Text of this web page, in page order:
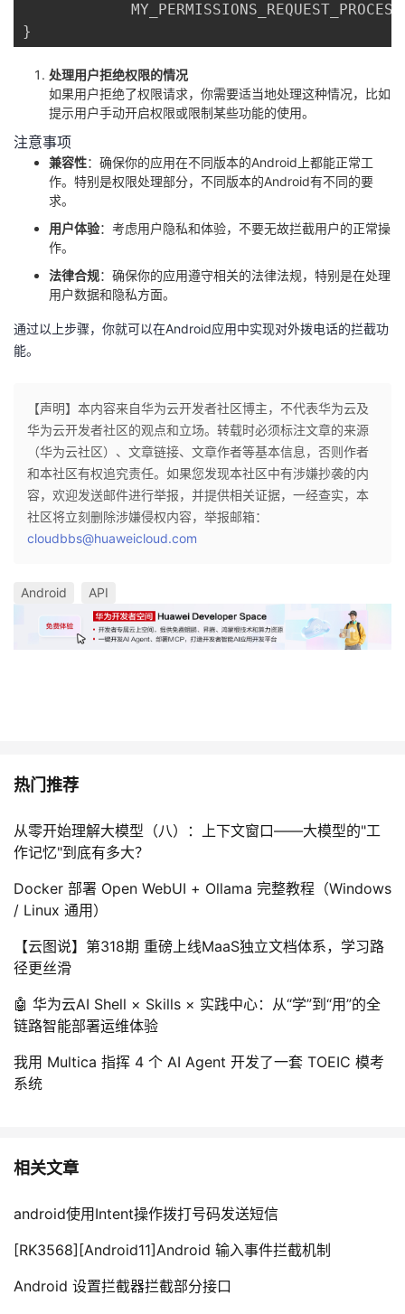
}
处理用户拒绝权限的情况
如果用户拒绝了权限请求，你需要适当地处理这种情况，比如
提示用户手动开启权限或限制某些功能的使用。
注意事项
兼容性：确保你的应用在不同版本的Android上都能正常工
作。特别是权限处理部分，不同版本的Android有不同的要
求。
用户体验：考虑用户隐私和体验，不要无故拦截用户的正常操
作。
法律合规：确保你的应用遵守相关的法律法规，特别是在处理
用户数据和隐私方面。
通过以上步骤，你就可以在Android应用中实现对外拨电话的拦截功
能。
【声明】本内容来自华为云开发者社区博主，不代表华为云及
华为云开发者社区的观点和立场。转载时必须标注文章的来源
（华为云社区）、文章链接、文章作者等基本信息，否则作者
和本社区有权追究责任。如果您发现本社区中有涉嫌抄袭的内
容，欢迎发送邮件进行举报，并提供相关证据，一经查实，本
社区将立刻删除涉嫌侵权内容，举报邮箱：
cloudbbs@huaweicloud.com
Android API
热门推荐
从零开始理解大模型（八）：上下文窗口——大模型的"工
作记忆"到底有多大？
Docker 部署 Open WebUI + Ollama 完整教程（Windows
/ Linux 通用）
【云图说】第318期 重磅上线MaaS独立文档体系，学习路
径更丝滑
🤖 华为云AI Shell × Skills × 实践中心：从“学”到“用”的全
链路智能部署运维体验
我用 Multica 指挥 4 个 AI Agent 开发了一套 TOEIC 模考
系统
相关文章
android使用Intent操作拨打号码发送短信
[RK3568][Android11]Android 输入事件拦截机制
Android 设置拦截器拦截部分接口